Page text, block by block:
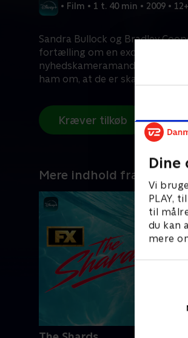
Dine
Vi
PLAY,
til
du kan
mere
• Film • 1 t. 40 min • 2009 • 12+
Sandra Bullock og Bradley
fortælling om en excentrisk
nyhedskameramand landet
ham om, at de er skabt for
Kræver tilkøb
Mere indhold fra Disney+